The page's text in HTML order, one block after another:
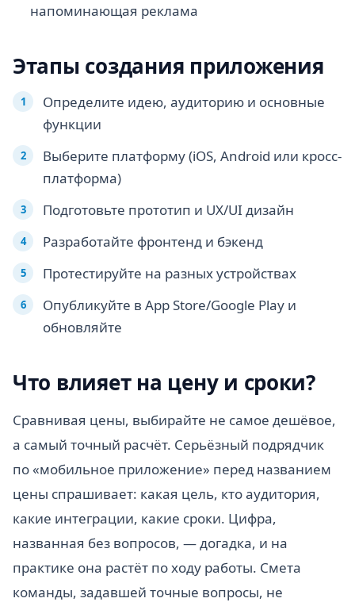
напоминающая реклама
Этапы создания приложения
Определите идею, аудиторию и основные
функции
Выберите платформу (iOS, Android или кросс-
платформа)
Подготовьте прототип и UX/UI дизайн
Разработайте фронтенд и бэкенд
Протестируйте на разных устройствах
Опубликуйте в App Store/Google Play и
обновляйте
Что влияет на цену и сроки?
Сравнивая цены, выбирайте не самое дешёвое,
а самый точный расчёт. Серьёзный подрядчик
по «мобильное приложение» перед названием
цены спрашивает: какая цель, кто аудитория,
какие интеграции, какие сроки. Цифра,
названная без вопросов, — догадка, и на
практике она растёт по ходу работы. Смета
команды, задавшей точные вопросы, не